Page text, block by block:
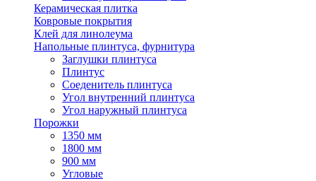
Керамическая плитка
Ковровые покрытия
Клей для линолеума
Напольные плинтуса, фурнитура
Заглушки плинтуса
Плинтус
Соеденитель плинтуса
Угол внутренний плинтуса
Угол наружный плинтуса
Порожки
1350 мм
1800 мм
900 мм
Угловые